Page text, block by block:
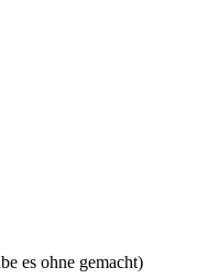
es ohne gemacht)